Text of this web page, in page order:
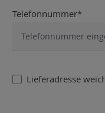
Telefonnummer*
Lieferadresse